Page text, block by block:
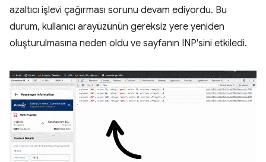
azaltıcı işlevi çağırması sorunu devam ediyordu. Bu
durum, kullanıcı arayüzünün gereksiz yere yeniden
oluşturulmasına neden oldu ve sayfanın INP'sini etkiledi.